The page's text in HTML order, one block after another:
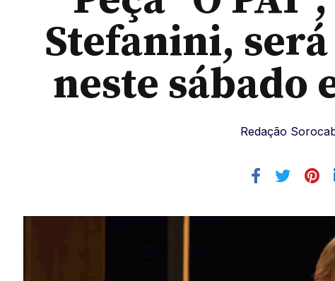
Stefanini,
neste sábado
Redação